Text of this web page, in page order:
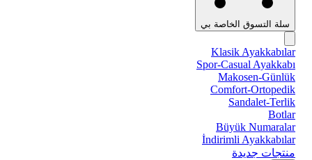
سلة التسوق الخاصة بي
Klasik Ayakkabılar
Spor-Casual Ayakkabı
Makosen-Günlük
Comfort-Ortopedik
Sandalet-Terlik
Botlar
Büyük Numaralar
İndirimli Ayakkabılar
منتجات جديدة